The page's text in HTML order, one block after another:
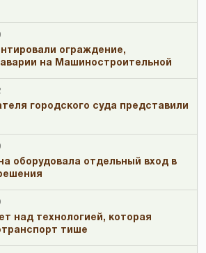
ограждение,
на Машиностроительной
городского суда представили
оборудовала отдельный вход в
над технологией, которая
тише